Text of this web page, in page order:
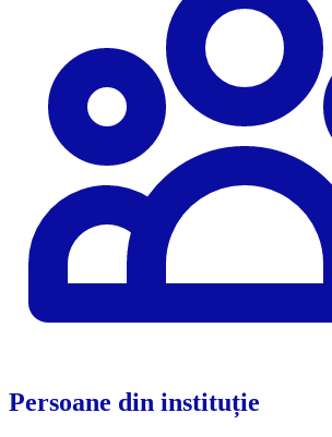
Persoane din instituție